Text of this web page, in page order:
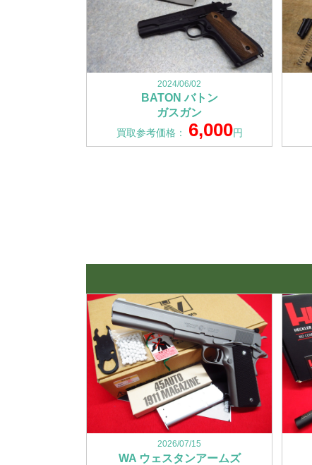
2024/06/02
BATON バトン
ガスガン
買取参考価格： 6,000円
2026/07/15
WA ウェスタンアームズ